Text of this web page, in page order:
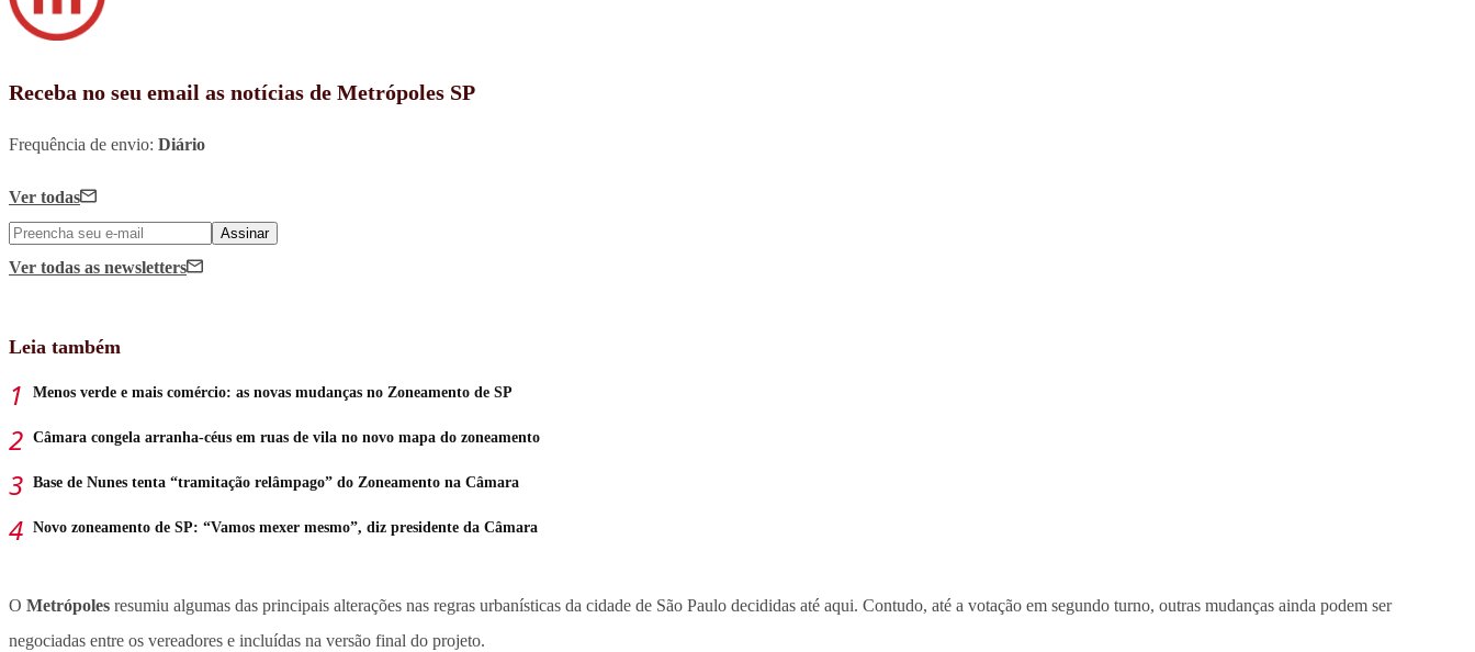
Receba no seu email as notícias de Metrópoles SP
Frequência de envio: Diário
Ver todas
Assinar
Ver todas as newsletters
Leia também
Menos verde e mais comércio: as novas mudanças no Zoneamento de SP
Câmara congela arranha-céus em ruas de vila no novo mapa do zoneamento
Base de Nunes tenta “tramitação relâmpago” do Zoneamento na Câmara
Novo zoneamento de SP: “Vamos mexer mesmo”, diz presidente da Câmara
O Metrópoles resumiu algumas das principais alterações nas regras urbanísticas da cidade de São Paulo decididas até aqui. Contudo, até a votação em segundo turno, outras mudanças ainda podem ser
negociadas entre os vereadores e incluídas na versão final do projeto.